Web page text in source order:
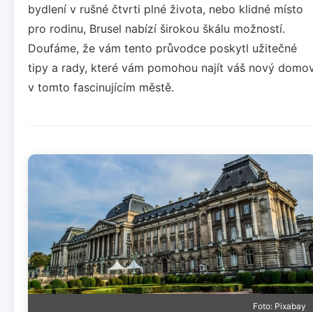
bydlení v rušné čtvrti plné života, nebo klidné místo
pro rodinu, Brusel nabízí širokou škálu možností.
Doufáme, že vám tento průvodce poskytl užitečné
tipy a rady, které vám pomohou najít váš nový
v tomto fascinujícím městě.
Foto: Pixabay